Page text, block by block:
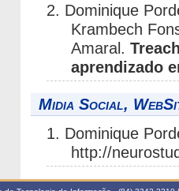
2. Dominique
Krambech
Amaral.
aprendizado
Midia Social,
1. Dominique
http://